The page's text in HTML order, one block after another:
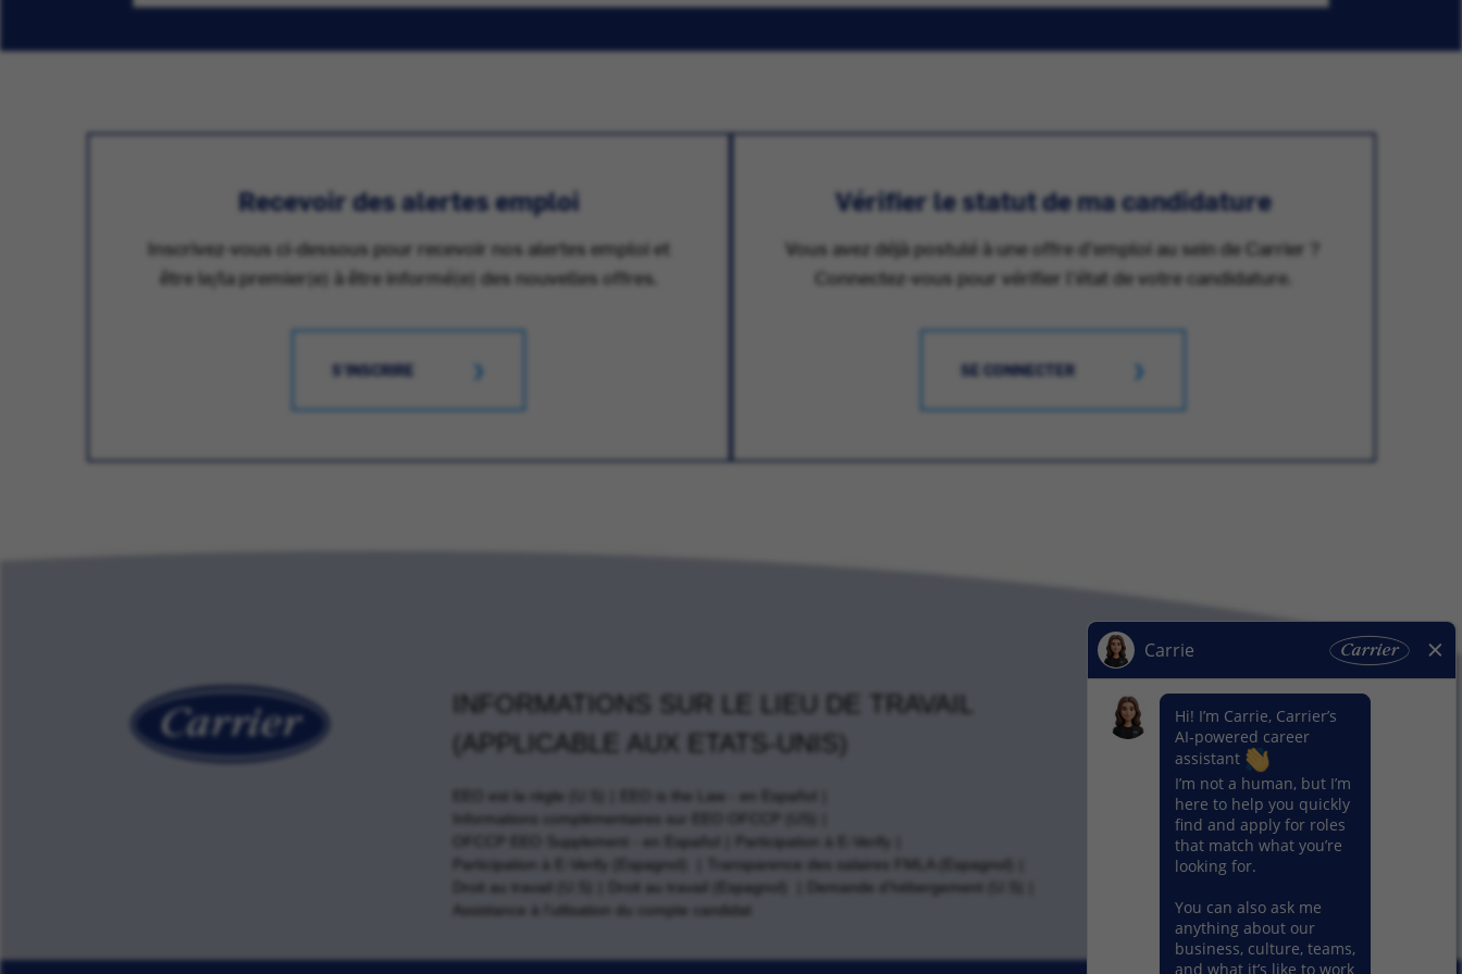
Recevoir des alertes emploi
Inscrivez-vous ci-dessous pour recevoir nos alertes emploi et
être le/la premier(e) à être informé(e) des nouvelles offres.
S'INSCRIRE
Vérifier le statut de ma candidature
Vous avez déjà postulé à une offre d'emploi au sein de Carrier ?
Connectez-vous pour vérifier l'état de votre candidature.
SE CONNECTER
INFORMATIONS SUR LE LIEU DE TRAVAIL
(APPLICABLE AUX ETATS-UNIS)
EEO est la règle (U.S)
EEO is the Law - en Español
Informations complémentaires sur EEO OFCCP (US)
OFCCP EEO Supplement - en Español
Participation à E-Verify
Participation à E-Verify (Espagnol)
Transparence des salaires FMLA (Espagnol)
Droit au travail (U.S)
Droit au travail (Espagnol)
Demande d'hébergement (U.S)
Assistance à l'utlisation du compte candidat